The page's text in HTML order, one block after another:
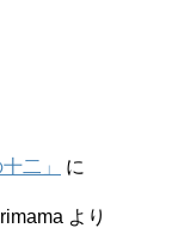
二」
に
より